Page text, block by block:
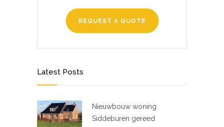
REQUEST A QUOTE
Latest Posts
Nieuwbouw woning
Siddeburen gereed